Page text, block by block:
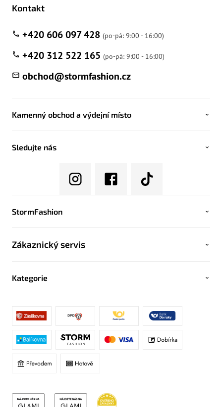
Kontakt
obchod@stormfashion.cz
+420 606 097 428
+420 312 522 165
Kamenný obchod a výdejní místo
Sledujte nás
StormFashion
Zákaznický servis
Kategorie